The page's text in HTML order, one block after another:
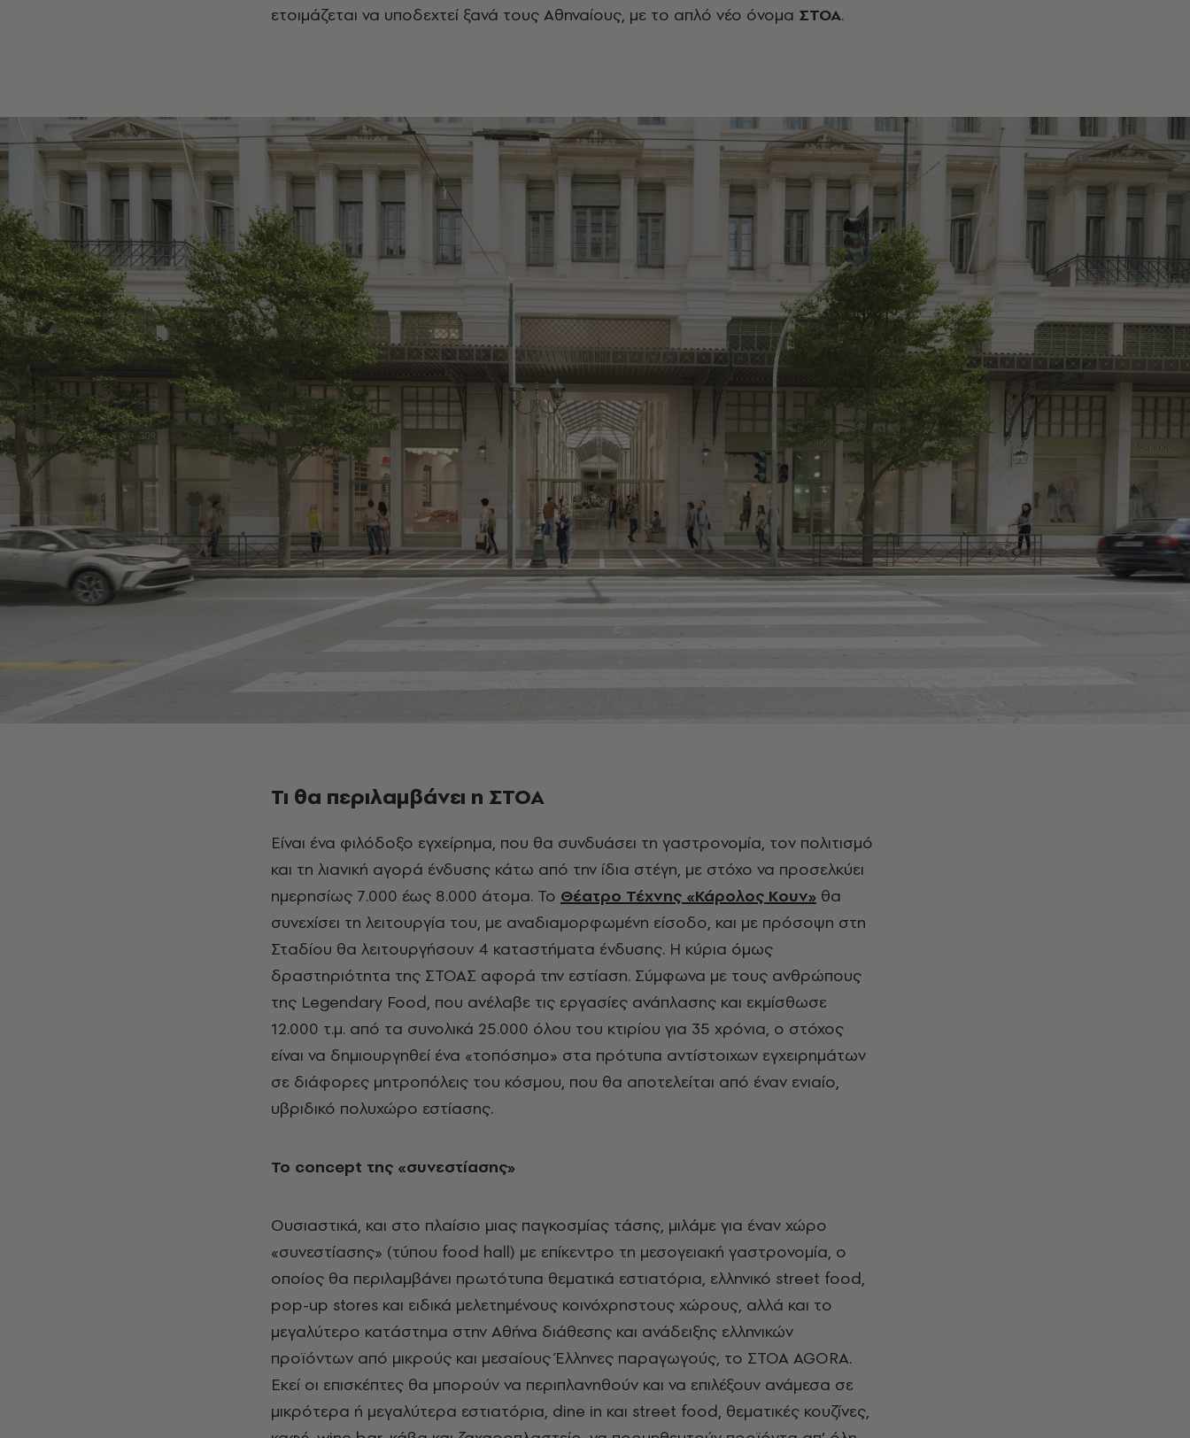
ετοιμάζεται να υποδεχτεί ξανά τους Αθηναίους, με το απλό νέο όνομα ΣΤΟΑ.
Τι θα περιλαμβάνει η ΣΤΟΑ
Είναι ένα φιλόδοξο εγχείρημα, που θα συνδυάσει τη γαστρονομία, τον πολιτισμό
και τη λιανική αγορά ένδυσης κάτω από την ίδια στέγη, με στόχο να προσελκύει
ημερησίως 7.000 έως 8.000 άτομα. Το Θέατρο Τέχνης «Κάρολος Κουν» θα
συνεχίσει τη λειτουργία του, με αναδιαμορφωμένη είσοδο, και με πρόσοψη στη
Σταδίου θα λειτουργήσουν 4 καταστήματα ένδυσης. Η κύρια όμως
δραστηριότητα της ΣΤΟΑΣ αφορά την εστίαση. Σύμφωνα με τους ανθρώπους
της Legendary Food, που ανέλαβε τις εργασίες ανάπλασης και εκμίσθωσε
12.000 τ.μ. από τα συνολικά 25.000 όλου του κτιρίου για 35 χρόνια, ο στόχος
είναι να δημιουργηθεί ένα «τοπόσημο» στα πρότυπα αντίστοιχων εγχειρημάτων
σε διάφορες μητροπόλεις του κόσμου, που θα αποτελείται από έναν ενιαίο,
υβριδικό πολυχώρο εστίασης.
Το concept της «συνεστίασης»
Ουσιαστικά, και στο πλαίσιο μιας παγκοσμίας τάσης, μιλάμε για έναν χώρο
«συνεστίασης» (τύπου food hall) με επίκεντρο τη μεσογειακή γαστρονομία, ο
οποίος θα περιλαμβάνει πρωτότυπα θεματικά εστιατόρια, ελληνικό street food,
pop-up stores και ειδικά μελετημένους κοινόχρηστους χώρους, αλλά και το
μεγαλύτερο κατάστημα στην Αθήνα διάθεσης και ανάδειξης ελληνικών
προϊόντων από μικρούς και μεσαίους Έλληνες παραγωγούς, το ΣΤΟΑ AGORA.
Εκεί οι επισκέπτες θα μπορούν να περιπλανηθούν και να επιλέξουν ανάμεσα σε
μικρότερα ή μεγαλύτερα εστιατόρια, dine in και street food, θεματικές κουζίνες,